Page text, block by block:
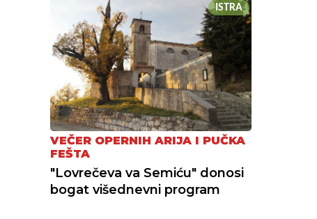
ISTRA
VEČER OPERNIH ARIJA I PUČKA
FEŠTA
"Lovrečeva va Semiću" donosi
bogat višednevni program